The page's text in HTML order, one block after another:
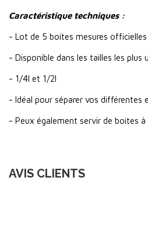
Caractéristique techniques :
- Lot de 5 boites mesures officielles
- Disponible dans les tailles les plus
- 1/4l et 1/2l
- Idéal pour séparer vos différentes
- Peux également servir de boites
AVIS CLIENTS